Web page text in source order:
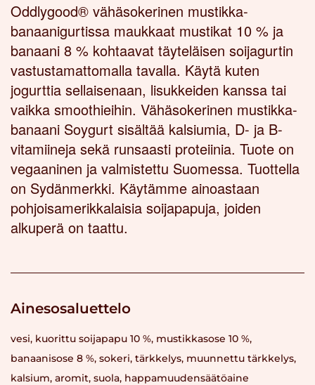
Oddlygood® vähäsokerinen mustikka-
banaanigurtissa maukkaat mustikat 10 % ja
banaani 8 % kohtaavat täyteläisen soijagurtin
vastustamattomalla tavalla. Käytä kuten
jogurttia sellaisenaan, lisukkeiden kanssa tai
vaikka smoothieihin. Vähäsokerinen mustikka-
banaani Soygurt sisältää kalsiumia, D- ja B-
vitamiineja sekä runsaasti proteiinia. Tuote on
vegaaninen ja valmistettu Suomessa. Tuottella
on Sydänmerkki. Käytämme ainoastaan
pohjoisamerikkalaisia soijapapuja, joiden
alkuperä on taattu.
Ainesosaluettelo
vesi, kuorittu soijapapu 10 %, mustikkasose 10 %,
banaanisose 8 %, sokeri, tärkkelys, muunnettu tärkkelys,
kalsium, aromit, suola, happamuudensäätöaine